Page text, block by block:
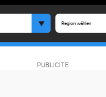
Region wählen